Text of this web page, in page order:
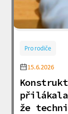
Pro rodiče
15.6.2026
že